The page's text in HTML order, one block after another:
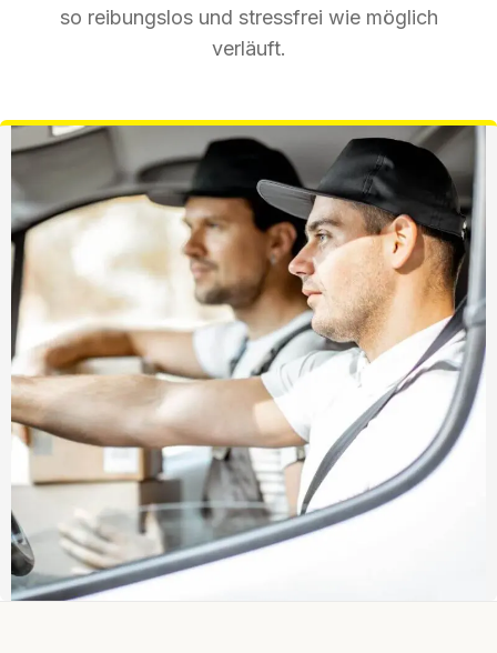
so reibungslos und stressfrei wie möglich
verläuft.